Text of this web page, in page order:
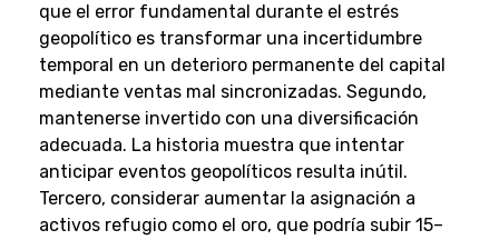
que el error fundamental durante el estrés
geopolítico es transformar una incertidumbre
temporal en un deterioro permanente del capital
mediante ventas mal sincronizadas. Segundo,
mantenerse invertido con una diversificación
adecuada. La historia muestra que intentar
anticipar eventos geopolíticos resulta inútil.
Tercero, considerar aumentar la asignación a
activos refugio como el oro, que podría subir 15–